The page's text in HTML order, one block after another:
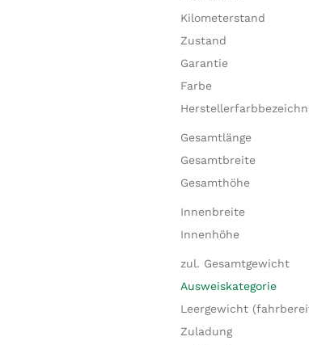
Kilometerstand
Zustand
Garantie
Farbe
Gesamtlänge
Gesamtbreite
Gesamthöhe
Innenbreite
Innenhöhe
zul. Gesamtgewicht
Ausweiskategorie
Leergewicht
Zuladung